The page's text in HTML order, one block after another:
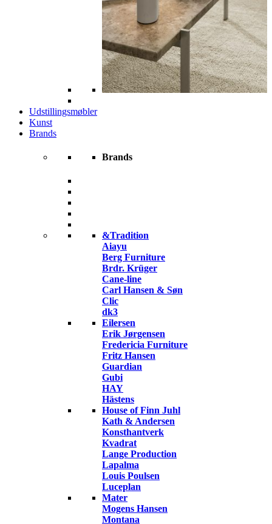
Udstillingsmøbler
Kunst
Brands
Brands
&Tradition
Aiayu
Berg Furniture
Brdr. Krüger
Cane-line
Carl Hansen & Søn
Clic
dk3
Eilersen
Erik Jørgensen
Fredericia Furniture
Fritz Hansen
Guardian
Gubi
HAY
Hästens
House of Finn Juhl
Kath & Andersen
Konsthantverk
Kvadrat
Lange Production
Lapalma
Louis Poulsen
Luceplan
Mater
Mogens Hansen
Montana